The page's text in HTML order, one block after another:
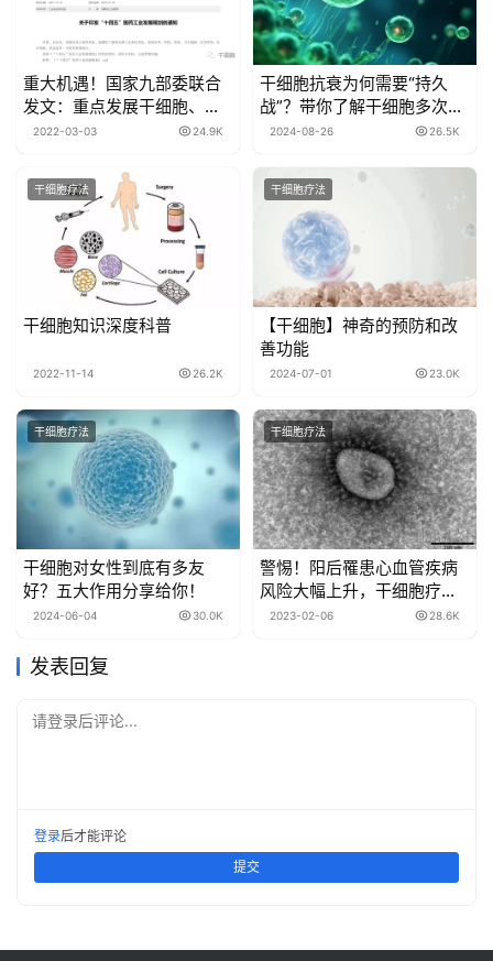
重大机遇！国家九部委联合
发文：重点发展干细胞、免
疫细胞和基因治疗产品！
2022-03-03 24.9K
干细胞抗衰为何需要“持久
战”？带你了解干细胞多次应
用的必要性
2024-08-26 26.5K
干细胞疗法
干细胞知识深度科普
2022-11-14 26.2K
干细胞疗法
【干细胞】神奇的预防和改
善功能
2024-07-01 23.0K
干细胞疗法
干细胞对女性到底有多友
好？五大作用分享给你！
2024-06-04 30.0K
干细胞疗法
警惕！阳后罹患心血管疾病
风险大幅上升，干细胞疗法
有效修复心肌损伤
2023-02-06 28.6K
发表回复
请登录后评论...
登录后才能评论
提交